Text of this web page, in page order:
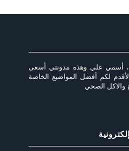
أسمي علي وهذه مدونتي أسعى
لأقدم لكم أفضل المواضيع الخاصة
والاكل الصحي